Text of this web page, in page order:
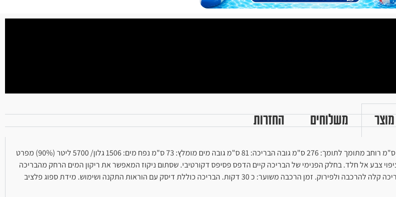
משלוחים החזרות
מידות אורך מדופן לדופן: 400 ס"מ רוחב מדופן לדופן: 211 ס"מ אורך מתומך לתומך: 466 ס"מ רוחב מתומך לתומך: 276 ס"מ גובה הבריכה: 81 ס"מ גובה מים מומלץ: 73 ס"מ נפח מים: 1506 גלון/ 5700 ליטר (90%) מפרט
חזקה, עשויה מתכת בציפוי צבע אל חלד. בחלק הפנימי של הבריכה קיים הדפס פסיפס דקורטיבי. שסתום ניקוז המאפשר את ריקון המים הרחק מהבריכה
באמצעות חיבור לצינור משקל הבריכה: 33 ק"ג גודל האריזה: 106X36X31 ס"מ התקנה הבריכה קלה להרכבה ולפירוק. זמן הרכבה משוער: כ 30 דקות. הבריכה כוללת דיסק עם הוראות התקנה ושימוש. מידת ספוג פלציב